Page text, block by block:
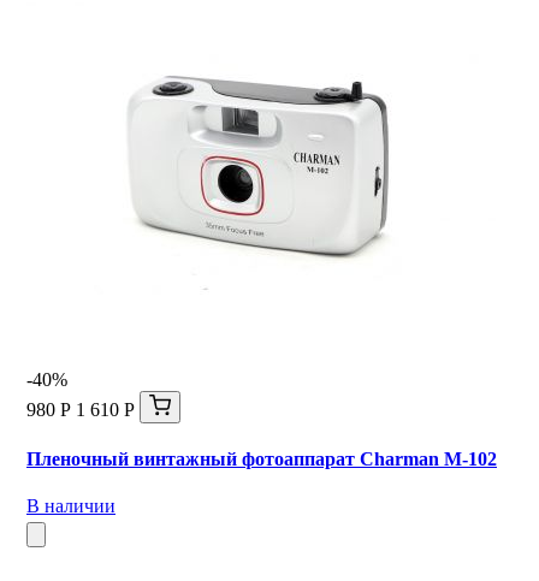
-40%
980 Р 1 610 Р
Пленочный винтажный фотоаппарат Charman M-102
В наличии